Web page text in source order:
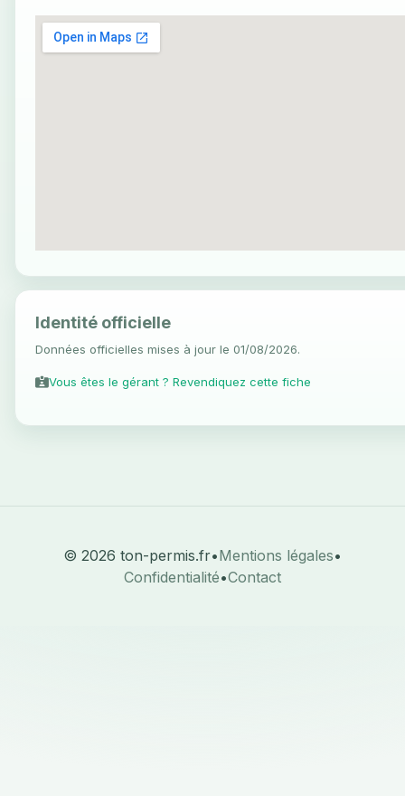
Identité officielle
Données officielles mises à jour le 01/08/2026.
Vous êtes le gérant ? Revendiquez cette fiche
© 2026 ton-permis.fr•Mentions légales•
Confidentialité•Contact